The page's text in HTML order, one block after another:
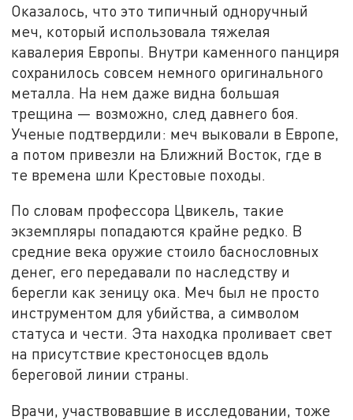
Оказалось, что это типичный одноручный
меч, который использовала тяжелая
кавалерия Европы. Внутри каменного панциря
сохранилось совсем немного оригинального
металла. На нем даже видна большая
трещина — возможно, след давнего боя.
Ученые подтвердили: меч выковали в Европе,
а потом привезли на Ближний Восток, где в
те времена шли Крестовые походы.
По словам профессора Цвикель, такие
экземпляры попадаются крайне редко. В
средние века оружие стоило баснословных
денег, его передавали по наследству и
берегли как зеницу ока. Меч был не просто
инструментом для убийства, а символом
статуса и чести. Эта находка проливает свет
на присутствие крестоносцев вдоль
береговой линии страны.
Врачи, участвовавшие в исследовании, тоже